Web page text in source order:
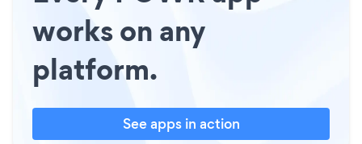
works on any
platform.
See apps in action